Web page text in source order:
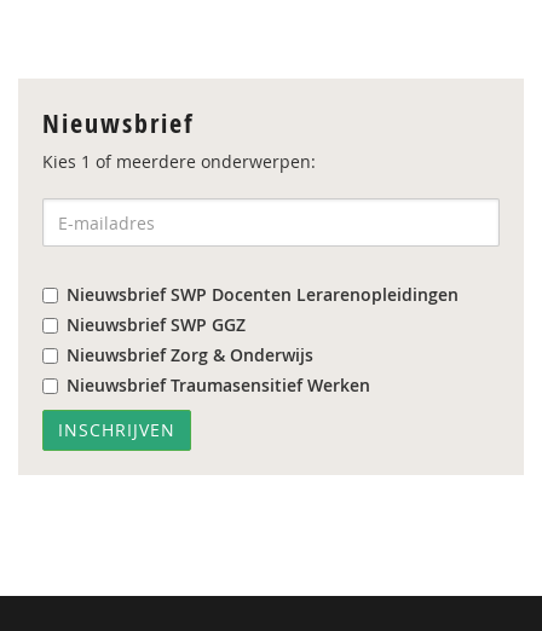
Nieuwsbrief
Kies 1 of meerdere onderwerpen:
Nieuwsbrief SWP Docenten Lerarenopleidingen
Nieuwsbrief SWP GGZ
Nieuwsbrief Zorg & Onderwijs
Nieuwsbrief Traumasensitief Werken